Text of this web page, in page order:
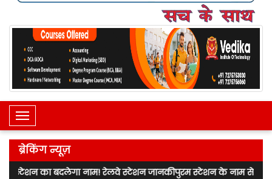
Toggle Navigation
ब्रेकिंग न्यूज़
नाम! रेलवे स्टेशन जानकीपुरम स्टेशन के नाम से जाना जाएगा! लखनऊ